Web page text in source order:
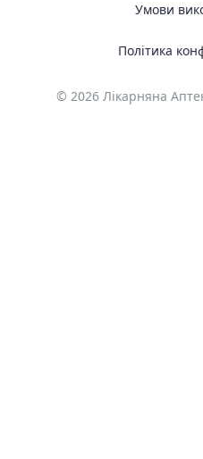
© 2026 Лікарняна
Умови
Політика